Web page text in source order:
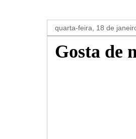
quarta-feira, 18 de
Gosta de